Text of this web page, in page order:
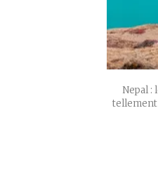
Nepal :
tellement